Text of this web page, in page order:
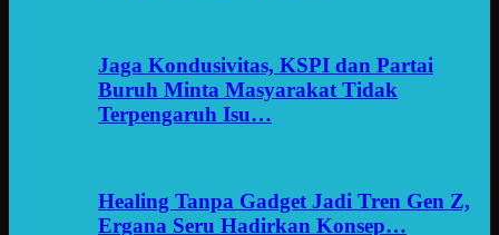
Jaga Kondusivitas, KSPI dan Partai
Buruh Minta Masyarakat Tidak
Terpengaruh Isu…
Healing Tanpa Gadget Jadi Tren Gen Z,
Ergana Seru Hadirkan Konsep…